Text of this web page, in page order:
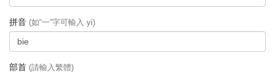
拼音 (如“一”字可輸入 yi)
部首 (請輸入繁體)